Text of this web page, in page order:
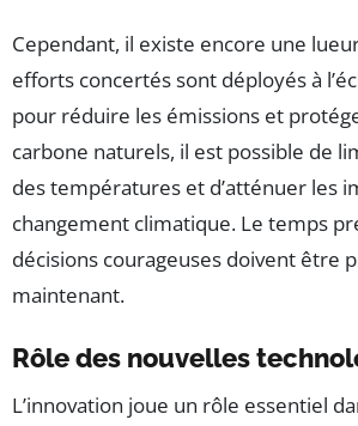
Cependant, il existe encore une
efforts concertés sont déployés à
pour réduire les émissions et
carbone naturels, il est possible de
des températures et d’atténuer les
changement climatique. Le temps
décisions courageuses doivent être
maintenant.
Rôle des nouvelles
L’innovation joue un rôle essentiel